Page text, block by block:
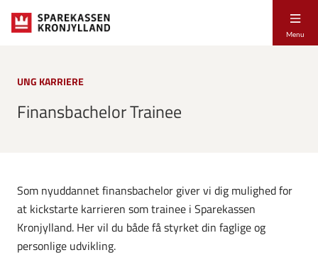
Menu
UNG KARRIERE
Finansbachelor Trainee
Som nyuddannet finansbachelor giver vi dig mulighed for
at kickstarte karrieren som trainee i Sparekassen
Kronjylland. Her vil du både få styrket din faglige og
personlige udvikling.